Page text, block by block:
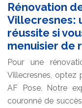
Rénovation
Villecresnes:
réussite si
menuisier de
Pour une
Villecresnes, optez
AF Pose. Notre
couronné de